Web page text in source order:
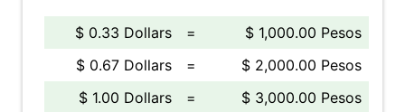
$ 0.33 Dollars =
$ 1,000.00 Pesos
$ 0.67 Dollars
=
$ 2,000.00 Pesos
$ 1.00 Dollars
=
$ 3,000.00 Pesos